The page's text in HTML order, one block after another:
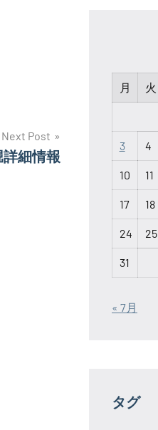
Next Post
細情報
月
火
3 4
10 11
17 18
24 25
31
« 7月
タグ